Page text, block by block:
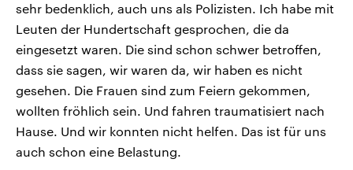
sehr bedenklich, auch uns als Polizisten. Ich habe mit
Leuten der Hundertschaft gesprochen, die da
eingesetzt waren. Die sind schon schwer betroffen,
dass sie sagen, wir waren da, wir haben es nicht
gesehen. Die Frauen sind zum Feiern gekommen,
wollten fröhlich sein. Und fahren traumatisiert nach
Hause. Und wir konnten nicht helfen. Das ist für uns
auch schon eine Belastung.